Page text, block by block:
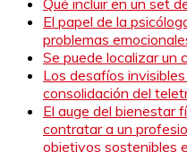
El papel de la
problemas
Se puede localizar un
Los desafíos
consolidación del
El auge del bienestar
contratar a un
objetivos sostenibles